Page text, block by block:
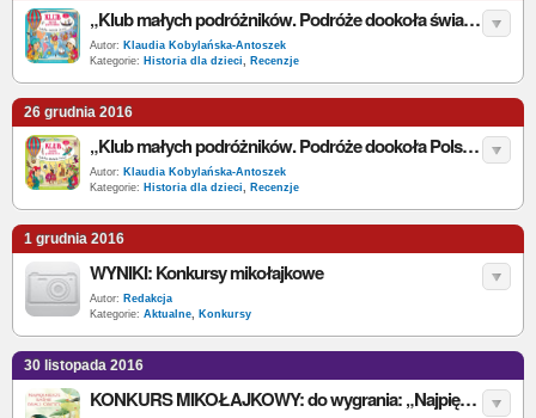
„Klub małych podróżników. Podróże dookoła świata” – J. Myjak – recenzja
Autor: Klaudia Kobylańska-Antoszek
Kategorie: Historia dla dzieci, Recenzje
26 grudnia 2016
„Klub małych podróżników. Podróże dookoła Polski” – J. Myjak – recenzja
Autor: Klaudia Kobylańska-Antoszek
Kategorie: Historia dla dzieci, Recenzje
1 grudnia 2016
WYNIKI: Konkursy mikołajkowe
Autor: Redakcja
Kategorie: Aktualne, Konkursy
30 listopada 2016
KONKURS MIKOŁAJKOWY: do wygrania: „Najpiękniejsze baśnie Braci Grimm”